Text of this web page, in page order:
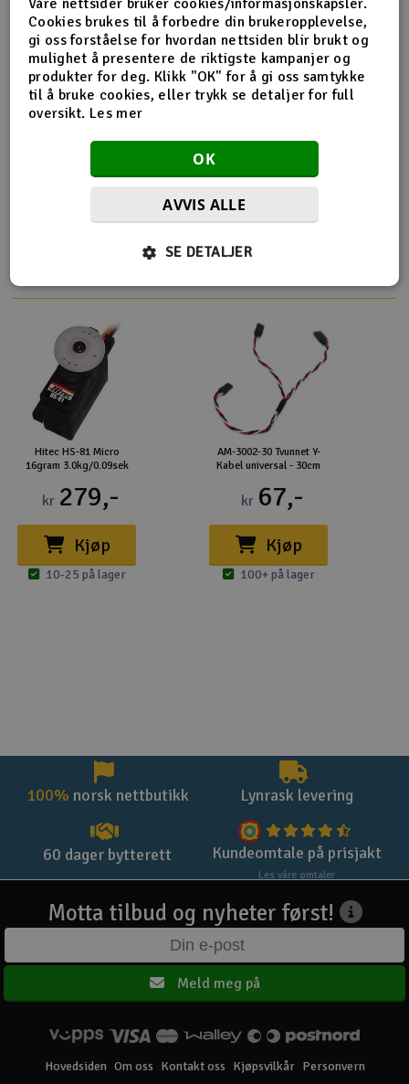
Smarthjem, lek & hobby
Solenergi
Sparkesykler & elkjøretøy
Verktøy, utstyr & tilbehør
RCGF Pakningssett for 32cc bensinmotor
Flere detaljer
Produktet er
RCGF 32CC Bensinmotor med CM6
Flere så også på
Hitec HS-81 Micro
16gram 3.0kg/0.09sek
kr 279,-
Kjøp
10-25 på lager
AM-3002-30 Tvunnet Y-
Kabel universal - 30cm
kr 67,-
Kjøp
100+ på lager
100% norsk nettbutikk Lynrask levering
60 dager bytterett Kundeomtale på prisjakt
Les våre omtaler
Motta tilbud og nyheter først!
Meld meg på
Hovedsiden Om oss Kontakt oss Kjøpsvilkår Personvern
Cookies brukes til å forbedre din brukeropplevelse,
gi oss forståelse for hvordan nettsiden blir brukt og
mulighet å presentere de riktigste kampanjer og
produkter for deg. Klikk "OK" for å gi oss samtykke
til å bruke cookies, eller trykk se detaljer for full
oversikt. Les mer
OK
AVVIS ALLE
SE DETALJER